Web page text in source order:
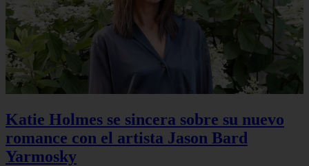
Katie Holmes se sincera sobre su nuevo
romance con el artista Jason Bard
Yarmosky